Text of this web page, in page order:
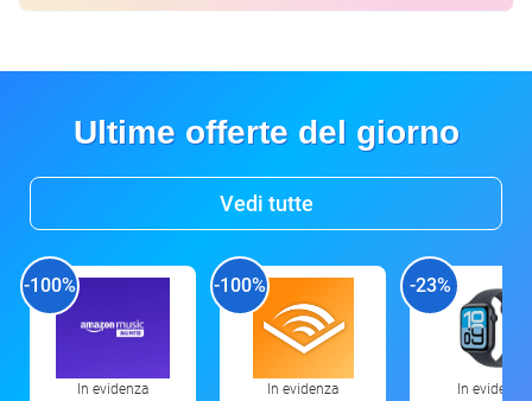
Ultime offerte del giorno
Vedi tutte
-100%
In evidenza
-100%
In evidenza
-23%
In evidenza